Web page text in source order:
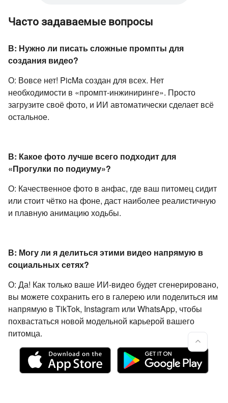
Часто задаваемые вопросы
В: Нужно ли писать сложные промпты для
создания видео?
О: Вовсе нет! PicMa создан для всех. Нет
необходимости в «промпт-инжиниринге». Просто
загрузите своё фото, и ИИ автоматически сделает всё
остальное.
В: Какое фото лучше всего подходит для
«Прогулки по подиуму»?
О: Качественное фото в анфас, где ваш питомец сидит
или стоит чётко на фоне, даст наиболее реалистичную
и плавную анимацию ходьбы.
В: Могу ли я делиться этими видео напрямую в
социальных сетях?
О: Да! Как только ваше ИИ-видео будет сгенерировано,
вы можете сохранить его в галерею или поделиться им
напрямую в TikTok, Instagram или WhatsApp, чтобы
похвастаться новой модельной карьерой вашего
питомца.